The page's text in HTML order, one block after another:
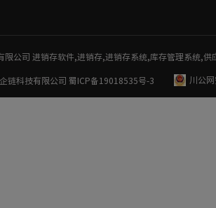
限公司 进销存软件,进销存,进销存系统,库存管理系统,
链科技有限公司 蜀ICP备19018535号-3 川公